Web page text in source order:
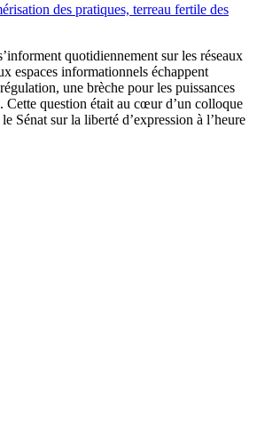
des pratiques, terreau fertile des
quotidiennement sur les réseaux
espaces informationnels échappent
une brèche pour les puissances
Cette question était au cœur d’un colloque
Sénat sur la liberté d’expression à l’heure